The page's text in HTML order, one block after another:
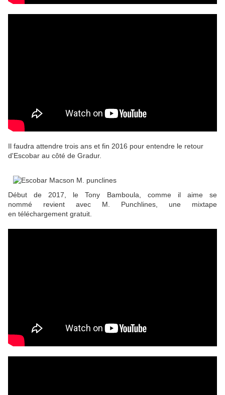
Il faudra attendre trois ans et fin 2016 pour entendre le retour
d'Escobar au côté de Gradur.
Début de 2017, le Tony Bamboula, comme il aime se
nommé revient avec M. Punchlines, une mixtape
en téléchargement gratuit.